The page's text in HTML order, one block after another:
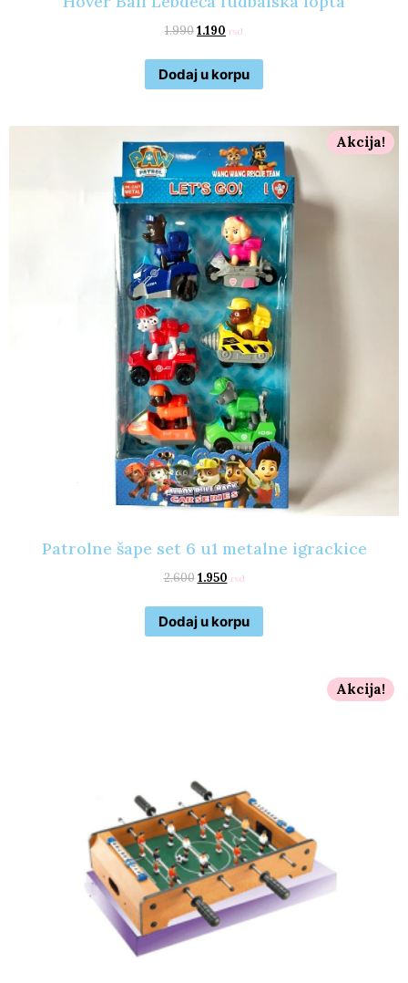
1.9901.190 rsd
Dodaj u korpu
Akcija!
Patrolne šape set 6 u1 metalne igrackice
2.600 1.950 rsd
Dodaj u korpu
Akcija!